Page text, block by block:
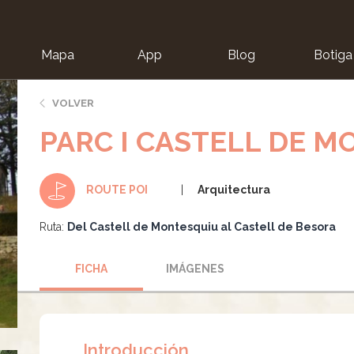
Mapa App Blog Botiga
VOLVER
PARC I CASTELL DE
ROUTE POI Arquitectura
Ruta: Del Castell de Montesquiu al Castell de Besora
FICHA IMÁGENES